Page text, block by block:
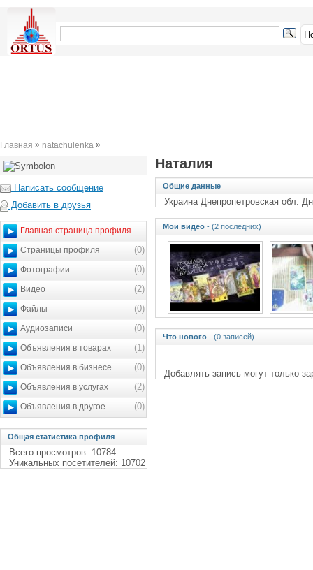
Главная » natachulenka »
Написать сообщение
Добавить в друзья
Главная страница профиля
(0)
Страницы профиля
(0)
Фотографии
(2)
Видео
(0)
Файлы
(0)
Аудиозаписи
(1)
Объявления в товарах
(0)
Объявления в бизнесе
(2)
Объявления в услугах
(0)
Объявления в другое
Общая статистика профиля
Всего просмотров: 10784
Уникальных посетителей: 10702
Наталия
Общие данные
Украина Днепропетровская обл.
Мои видео - (2 последних)
Что нового - (0 записей)
Добавлять запись могут только